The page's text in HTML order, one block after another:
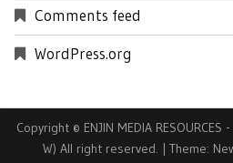
Comments feed
WordPress.org
Copyright © ENJIN MEDIA
W) All right reserved. | Theme: